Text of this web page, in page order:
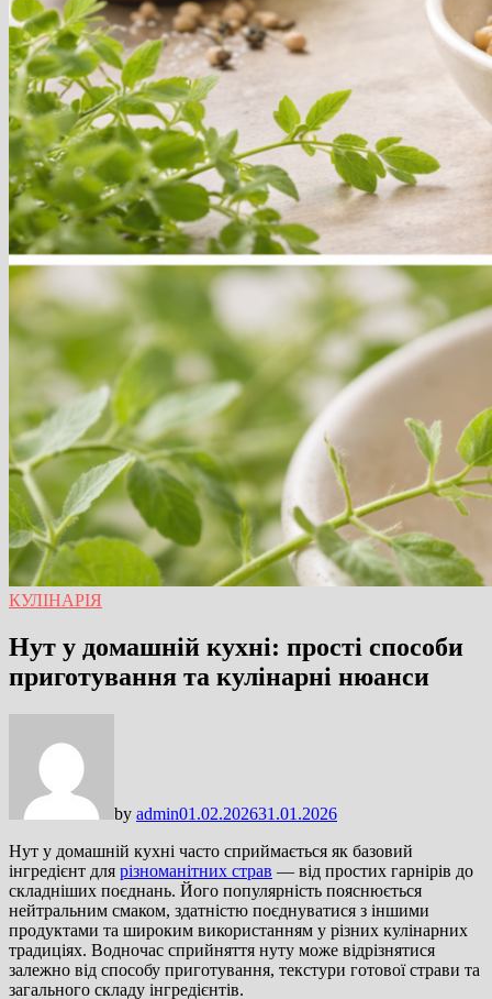
КУЛІНАРІЯ
Нут у домашній кухні: прості способи
приготування та кулінарні нюанси
by admin01.02.202631.01.2026
Нут у домашній кухні часто сприймається як базовий
інгредієнт для різноманітних страв — від простих гарнірів до
складніших поєднань. Його популярність пояснюється
нейтральним смаком, здатністю поєднуватися з іншими
продуктами та широким використанням у різних кулінарних
традиціях. Водночас сприйняття нуту може відрізнятися
залежно від способу приготування, текстури готової страви та
загального складу інгредієнтів.